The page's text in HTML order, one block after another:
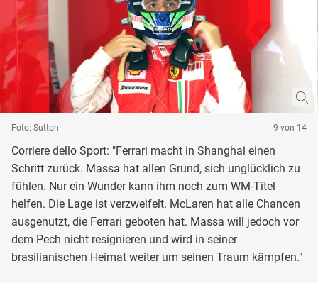
Foto: Sutton 9 von 14
Corriere dello Sport: "Ferrari macht in Shanghai einen
Schritt zurück. Massa hat allen Grund, sich unglücklich zu
fühlen. Nur ein Wunder kann ihm noch zum WM-Titel
helfen. Die Lage ist verzweifelt. McLaren hat alle Chancen
ausgenutzt, die Ferrari geboten hat. Massa will jedoch vor
dem Pech nicht resignieren und wird in seiner
brasilianischen Heimat weiter um seinen Traum kämpfen."